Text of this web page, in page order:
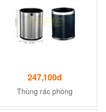
247,100đ
Thùng rác phòng